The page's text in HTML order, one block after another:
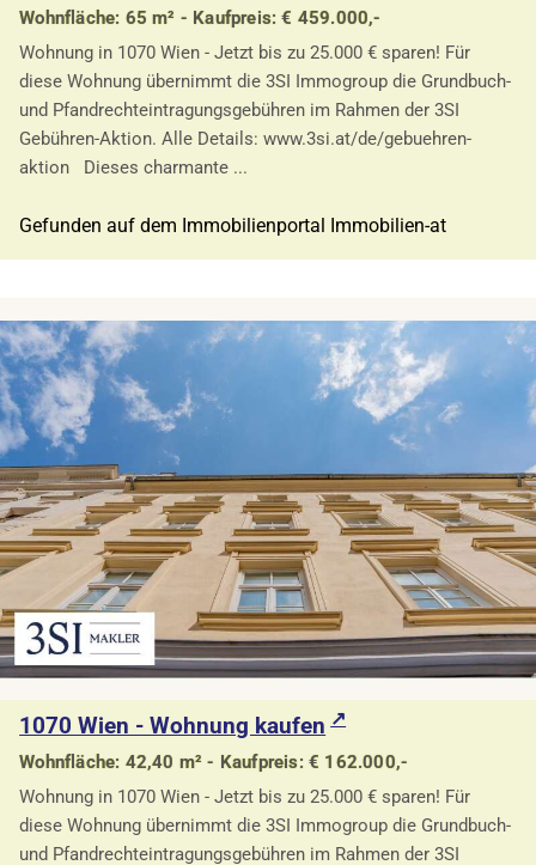
Wohnfläche: 65 m² - Kaufpreis: € 459.000,-
Wohnung in 1070 Wien - Jetzt bis zu 25.000 € sparen! Für
diese Wohnung übernimmt die 3SI Immogroup die Grundbuch-
und Pfandrechteintragungsgebühren im Rahmen der 3SI
Gebühren-Aktion. Alle Details: www.3si.at/de/gebuehren-
aktion Dieses charmante ...
Gefunden auf dem Immobilienportal Immobilien-at
1070 Wien - Wohnung kaufen
Wohnfläche: 42,40 m² - Kaufpreis: € 162.000,-
Wohnung in 1070 Wien - Jetzt bis zu 25.000 € sparen! Für
diese Wohnung übernimmt die 3SI Immogroup die Grundbuch-
und Pfandrechteintragungsgebühren im Rahmen der 3SI